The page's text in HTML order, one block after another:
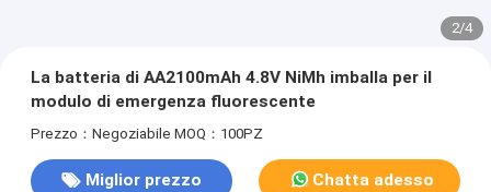
2/4
La batteria di AA2100mAh 4.8V NiMh imballa per il
modulo di emergenza fluorescente
Prezzo：Negoziabile MOQ：100PZ
Miglior prezzo Chatta adesso